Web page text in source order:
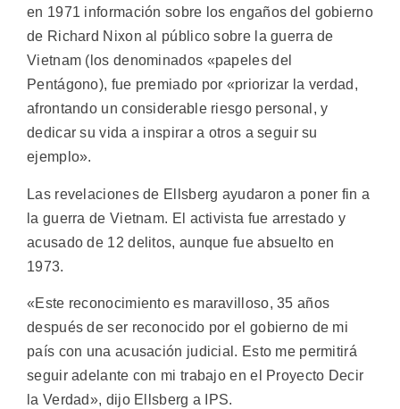
en 1971 información sobre los engaños del gobierno
de Richard Nixon al público sobre la guerra de
Vietnam (los denominados «papeles del
Pentágono), fue premiado por «priorizar la verdad,
afrontando un considerable riesgo personal, y
dedicar su vida a inspirar a otros a seguir su
ejemplo».
Las revelaciones de Ellsberg ayudaron a poner fin a
la guerra de Vietnam. El activista fue arrestado y
acusado de 12 delitos, aunque fue absuelto en
1973.
«Este reconocimiento es maravilloso, 35 años
después de ser reconocido por el gobierno de mi
país con una acusación judicial. Esto me permitirá
seguir adelante con mi trabajo en el Proyecto Decir
la Verdad», dijo Ellsberg a IPS.